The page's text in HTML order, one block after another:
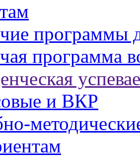
программы
программа
и ВКР